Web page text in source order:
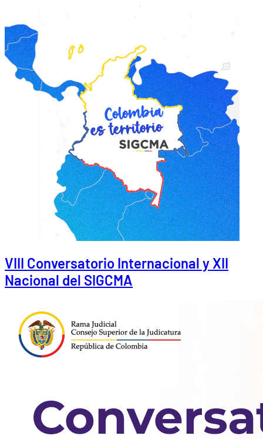
VIII Conversatorio Internacional y XII
Nacional del SIGCMA